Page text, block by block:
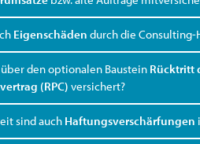
Eigenschäden durch die
über den optionalen Baustein Rücktritt
(RPC) versichert?
sind auch Haftungsverschärfungen